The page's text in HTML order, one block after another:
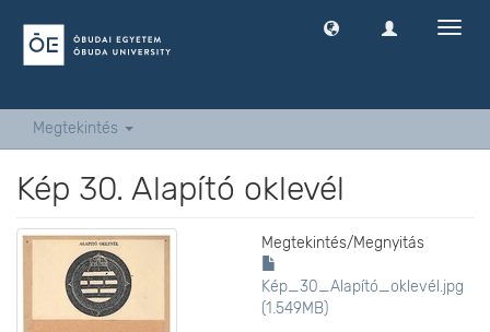
Megtekintés
Kép 30. Alapító oklevél
Megtekintés/Megnyitás
Kép_30_Alapító_oklevél.jpg
(1.549MB)